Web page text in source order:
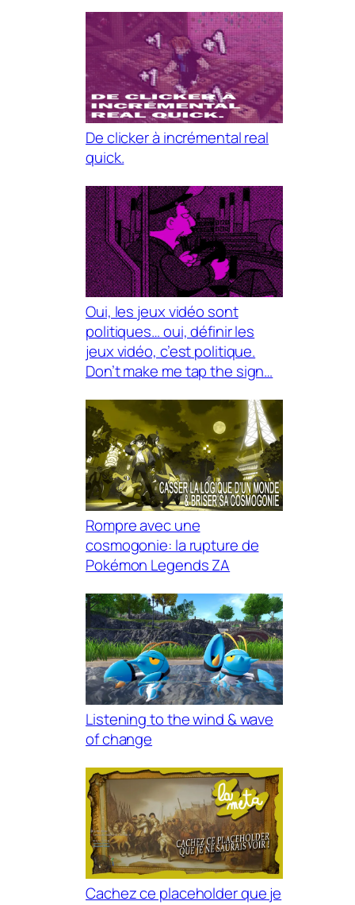
De clicker à incrémental real
quick.
Oui, les jeux vidéo sont
politiques… oui, définir les
jeux vidéo, c’est politique.
Don’t make me tap the sign…
Rompre avec une
cosmogonie: la rupture de
Pokémon Legends ZA
Listening to the wind & wave
of change
Cachez ce placeholder que je